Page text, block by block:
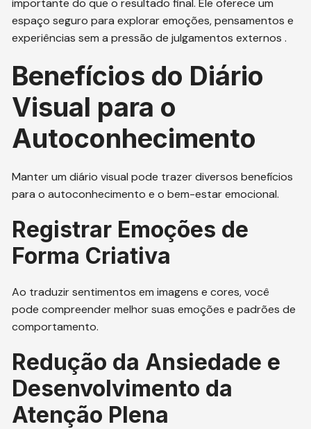
importante do que o resultado final. Ele oferece um
espaço seguro para explorar emoções, pensamentos e
experiências sem a pressão de julgamentos externos .
Benefícios do Diário
Visual para o
Autoconhecimento
Manter um diário visual pode trazer diversos benefícios
para o autoconhecimento e o bem-estar emocional.
Registrar Emoções de
Forma Criativa
Ao traduzir sentimentos em imagens e cores, você
pode compreender melhor suas emoções e padrões de
comportamento.
Redução da Ansiedade e
Desenvolvimento da
Atenção Plena